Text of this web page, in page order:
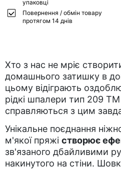
упаковці
Повернення / обмін товару
протягом 14 днів
Хто з нас не мріє
домашнього затишку в
цьому відіграють
рідкі шпалери тип 209
справляються з цим
Унікальне поєднання
м'якої пряжі створює
зв'язаного дбайливими
накинутого на стіни.